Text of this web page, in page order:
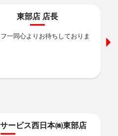
・001 ｱﾚﾝｻﾞ ｴﾙｴｯｸｽﾆﾋｬ
東部店 店長
一同心よりお待ちしておりま
ービス西日本㈱東部店